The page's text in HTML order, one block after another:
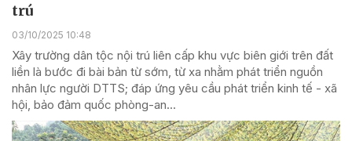
trú
03/10/2025 10:48
Xây trường dân tộc nội trú liên cấp khu vực biên giới trên đất
liền là bước đi bài bản từ sớm, từ xa nhằm phát triển nguồn
nhân lực người DTTS; đáp ứng yêu cầu phát triển kinh tế - xã
hội, bảo đảm quốc phòng-an...